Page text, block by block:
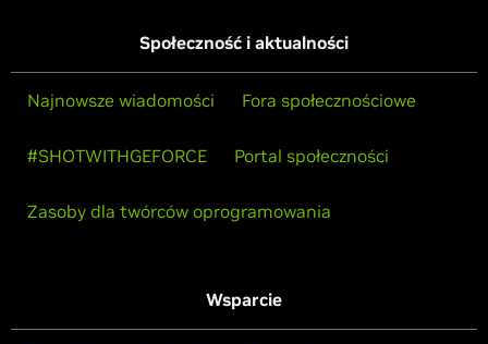
Społeczność i aktualności
Najnowsze wiadomości Fora społecznościowe
#SHOTWITHGEFORCE Portal społeczności
Zasoby dla twórców oprogramowania
Wsparcie